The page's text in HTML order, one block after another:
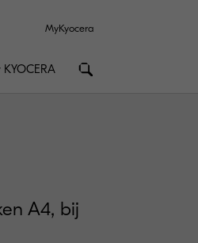
MyKyocera
A4, bij